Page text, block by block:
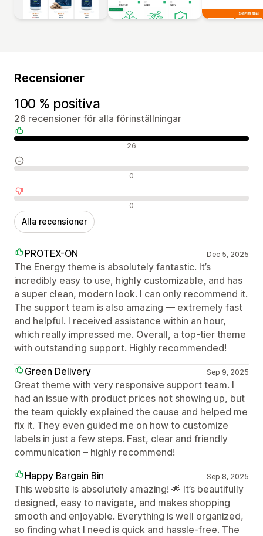
Recensioner
100 % positiva
26 recensioner för alla förinställningar
Positiva recensioner 26
Neutrala recensioner 0
Negativa recensioner 0
Alla recensioner
PROTEX-ON Dec 5, 2025
The Energy theme is absolutely fantastic. It’s
incredibly easy to use, highly customizable, and has
a super clean, modern look. I can only recommend it.
The support team is also amazing — extremely fast
and helpful. I received assistance within an hour,
which really impressed me. Overall, a top-tier theme
with outstanding support. Highly recommended!
Green Delivery
Sep 9, 2025
Great theme with very responsive support team. I
had an issue with product prices not showing up, but
the team quickly explained the cause and helped me
fix it. They even guided me on how to customize
labels in just a few steps. Fast, clear and friendly
communication – highly recommend!
Happy Bargain Bin
Sep 8, 2025
This website is absolutely amazing! 🌟 It’s beautifully
designed, easy to navigate, and makes shopping
smooth and enjoyable. Everything is well organized,
so finding what I need is quick and hassle-free. The